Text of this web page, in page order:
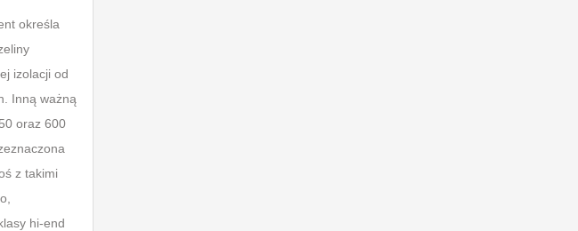
określa
izolacji od
Inną ważną
oraz 600
z takimi
hi-end